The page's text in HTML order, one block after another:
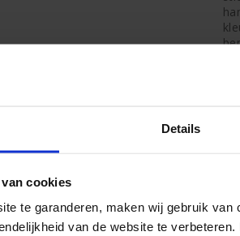
Details
cookies
te garanderen, maken wij gebruik
van de website te